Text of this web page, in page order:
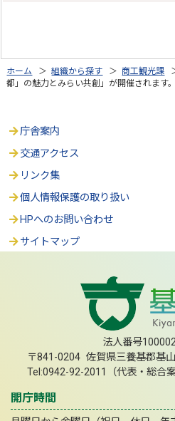
ホーム ＞組織から探す ＞商工観光課
都」の魅力とみらい共創」が開催されます。
庁舎案内
交通アクセス
リンク集
個人情報保護の取り扱い
HPへのお問い合わせ
サイトマップ
法人番号
〒841-0204 佐賀県三養基郡基
Tel:0942-92-2011（代表・総合
開庁時間